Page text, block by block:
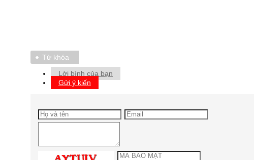
Từ khóa
Lời bình của bạn
Gửi ý kiến